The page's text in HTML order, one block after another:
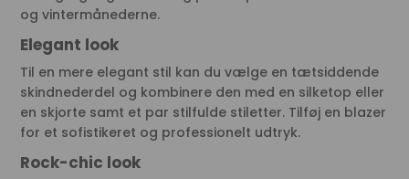
og vintermånederne.
Elegant look
Til en mere elegant stil kan du vælge en tætsiddende
skindnederdel og kombinere den med en silketop eller
en skjorte samt et par stilfulde stiletter. Tilføj en blazer
for et sofistikeret og professionelt udtryk.
Rock-chic look